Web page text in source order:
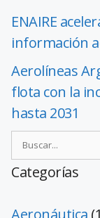
ENAIRE
información
Aerolíneas
flota con la
hasta 2031
Categorías
Aeronáutica